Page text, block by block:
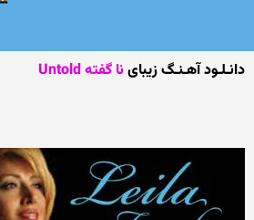
دانـلـود آهـنـگ زیباینا گفته Untold